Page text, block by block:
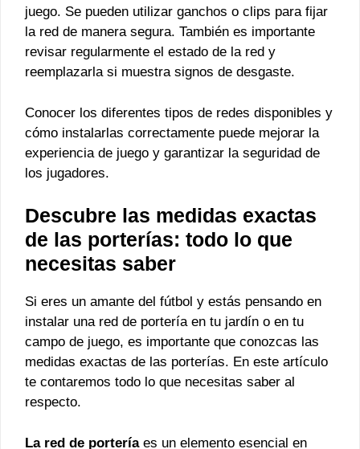
juego. Se pueden utilizar ganchos o clips para fijar
la red de manera segura. También es importante
revisar regularmente el estado de la red y
reemplazarla si muestra signos de desgaste.
Conocer los diferentes tipos de redes disponibles y
cómo instalarlas correctamente puede mejorar la
experiencia de juego y garantizar la seguridad de
los jugadores.
Descubre las medidas exactas
de las porterías: todo lo que
necesitas saber
Si eres un amante del fútbol y estás pensando en
instalar una red de portería en tu jardín o en tu
campo de juego, es importante que conozcas las
medidas exactas de las porterías. En este artículo
te contaremos todo lo que necesitas saber al
respecto.
La red de porteríaes un elemento esencial en